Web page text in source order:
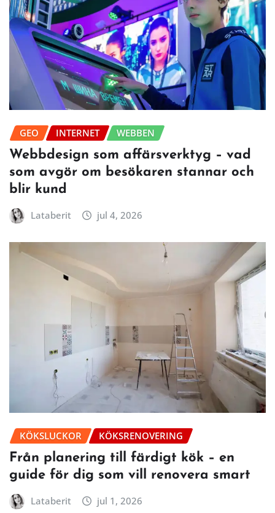
GEO INTERNET WEBBEN
Webbdesign som affärsverktyg – vad
som avgör om besökaren stannar och
blir kund
Lataberit jul 4, 2026
KÖKSLUCKOR KÖKSRENOVERING
Från planering till färdigt kök – en
guide för dig som vill renovera smart
Lataberit jul 1, 2026